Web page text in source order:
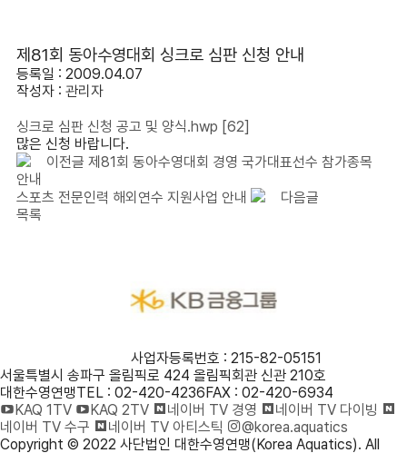
제81회 동아수영대회 싱크로 심판 신청 안내
등록일 : 2009.04.07
작성자 : 관리자
싱크로 심판 신청 공고 및 양식.hwp [62]
많은 신청 바랍니다.
이전글 제81회 동아수영대회 경영 국가대표선수 참가종목
안내
스포츠 전문인력 해외연수 지원사업 안내
다음글
목록
사업자등록번호 : 215-82-05151
서울특별시 송파구 올림픽로 424 올림픽회관 신관 210호
대한수영연맹TEL : 02-420-4236FAX : 02-420-6934
KAQ 1TV
KAQ 2TV 네이버 TV 경영
네이버 TV 다이빙
네이버 TV 수구
네이버 TV 아티스틱
@korea.aquatics
Copyright © 2022 사단법인 대한수영연맹(Korea Aquatics). All